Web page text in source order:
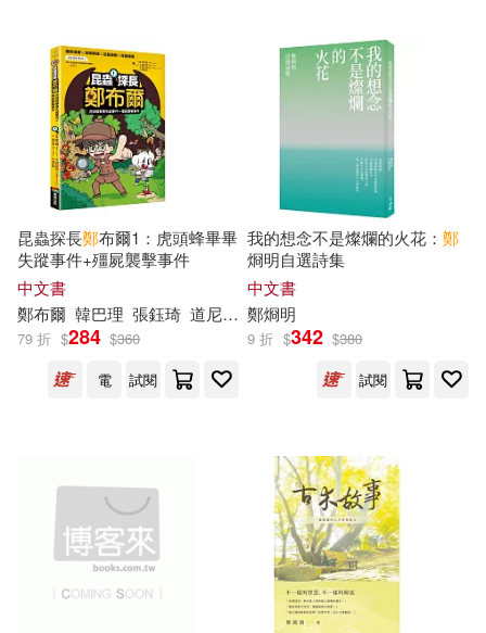
徐英洲(15) 楊幼文(15)
永野いち夏(15)
蘇振維(15) 鄭子寧(15)
鄭岩(15) 鄭淑鎂(15)
鄭荔(15) 鄭錠堅(15)
鄭鳳翼(15)
ようよう(14) ウダノゾミ(14)
周國平(14)
浙江少年兒童出版社(53)
中國水利水電出版社(52)
小天下(52)
知識產權出版社(52)
中國華僑出版社(51)
中國農業出版社(50)
南京大學出版社(50)
昆蟲探長鄭布爾1：虎頭蜂畢畢
失蹤事件+殭屍襲擊事件
中文書
鄭布爾 韓巴理 張鈺琦 道尼家族
79 折 $284 $360
電
試閱
我的想念不是燦爛的火花： 鄭
烱明自選詩集
中文書
鄭烱明
9 折 $342 $380
試閱